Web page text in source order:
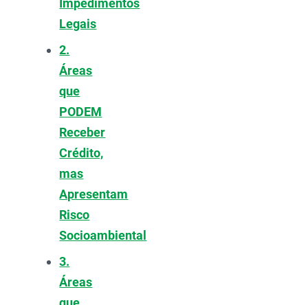
Impedimentos
Legais
2.
Áreas
que
PODEM
Receber
Crédito,
mas
Apresentam
Risco
Socioambiental
3.
Áreas